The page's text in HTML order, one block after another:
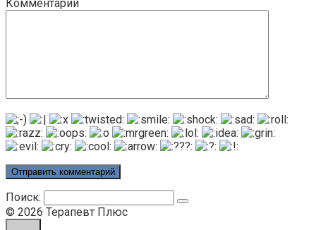
Комментарий
Поиск:
© 2026 Терапевт Плюс